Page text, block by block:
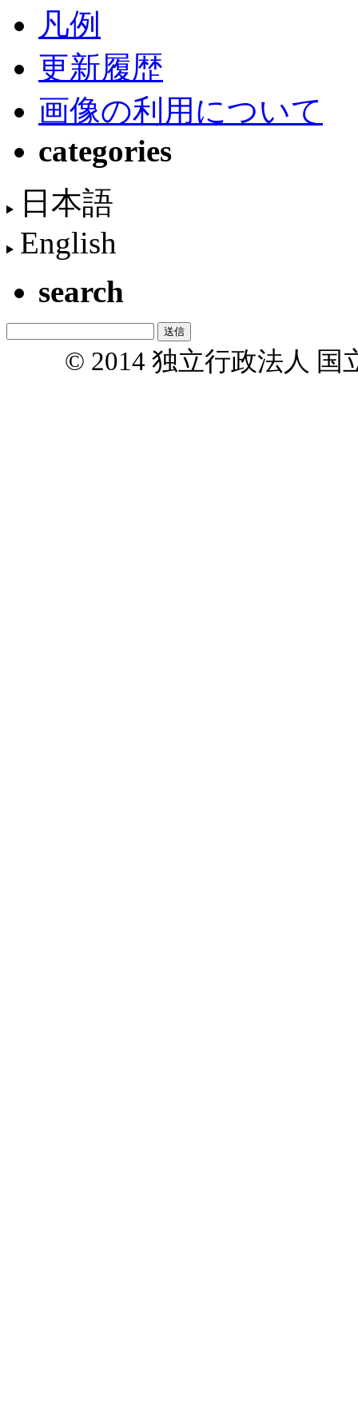
凡例
更新履歴
画像の利用について
categories
日本語
English
search
© 2014 独立行政法人 国